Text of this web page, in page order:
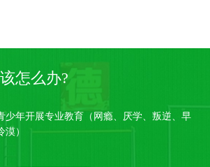
怎么办?
少年开展专业教育（网瘾、厌学、叛逆、早
）